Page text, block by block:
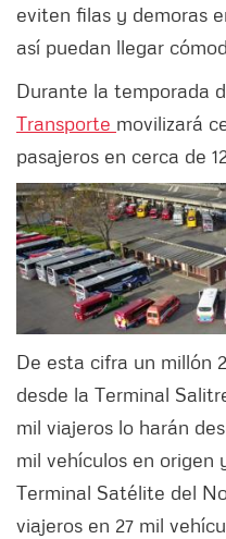
eviten filas y demoras
así puedan llegar
Durante la temporada
Transporte movilizará
pasajeros en cerca de
De esta cifra un millón
desde la Terminal
mil viajeros lo harán
mil vehículos en origen
Terminal Satélite del
viajeros en 27 mil